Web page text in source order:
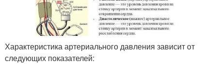
Характеристика артериального давления зависит от
следующих показателей: